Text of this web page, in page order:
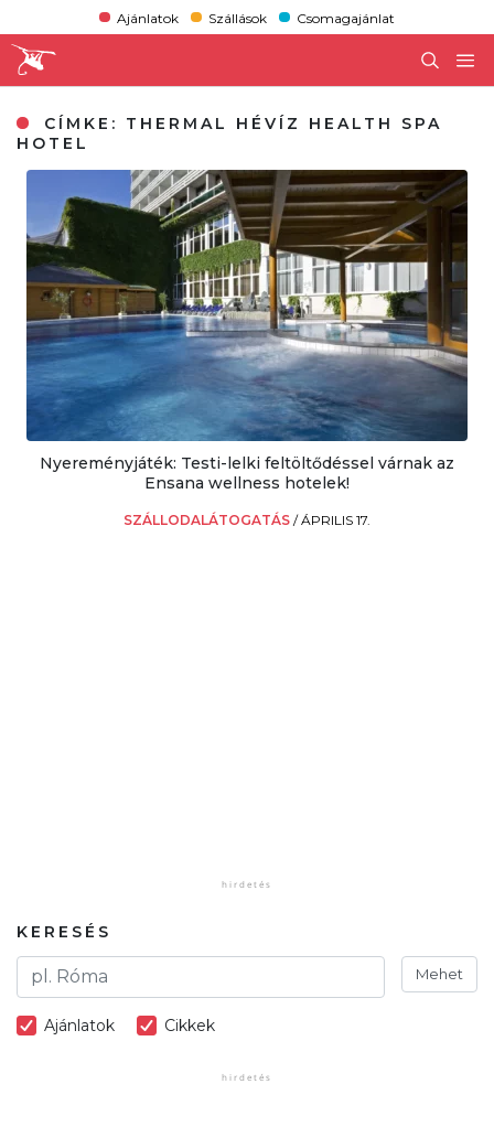
Ajánlatok Szállások Csomagajánlat
CÍMKE: THERMAL HÉVÍZ HEALTH SPA
HOTEL
Nyereményjáték: Testi-lelki feltöltődéssel várnak az
Ensana wellness hotelek!
SZÁLLODALÁTOGATÁS /ÁPRILIS 17.
KERESÉS
Mehet
Ajánlatok Cikkek